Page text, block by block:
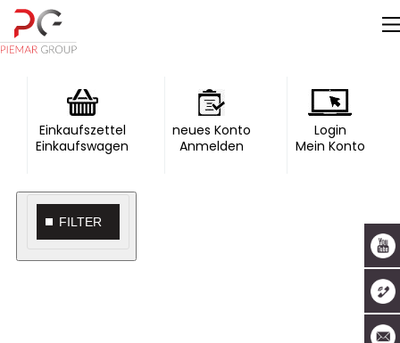
Einkaufszettel
Einkaufswagen
neues Konto
Anmelden
Login
Mein Konto
FILTER